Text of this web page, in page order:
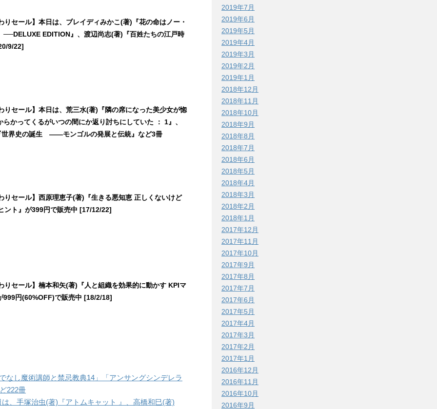
りセール】本日は、ブレイディみかこ(著)『花の命はノー・
EDITION』、渡辺尚志(著)『百姓たちの江戸時
9/22]
りセール】本日は、荒三水(著)『隣の席になった美少女が惚
らかってくるがいつの間にか返り討ちにしていた ： 1』、
世界史の誕生 ――モンゴルの発展と伝統』など3冊
りセール】西原理恵子(著)『生きる悪知恵 正しくないけど
ント』が399円で販売中 [17/12/22]
りセール】楠本和矢(著)『人と組織を効果的に動かす KPIマ
999円(60%OFF)で販売中 [18/2/18]
なし魔術講師と禁忌教典14」「アンサングシンデレラ
222冊
は、手塚治虫(著)『アトムキャット 』、高橋和巳(著)
2019年7月
2019年6月
2019年5月
2019年4月
2019年3月
2019年2月
2019年1月
2018年12月
2018年11月
2018年10月
2018年9月
2018年8月
2018年7月
2018年6月
2018年5月
2018年4月
2018年3月
2018年2月
2018年1月
2017年12月
2017年11月
2017年10月
2017年9月
2017年8月
2017年7月
2017年6月
2017年5月
2017年4月
2017年3月
2017年2月
2017年1月
2016年12月
2016年11月
2016年10月
2016年9月